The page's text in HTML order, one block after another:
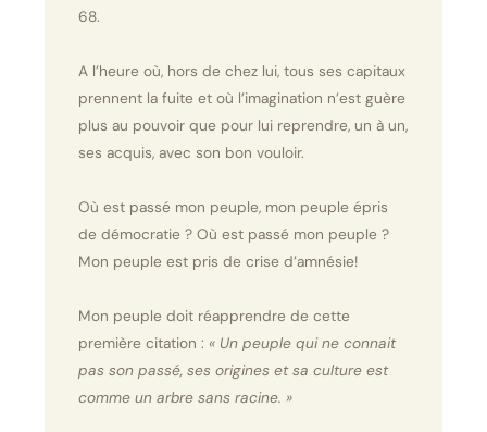
68.
A l’heure où, hors de chez lui, tous ses capitaux
prennent la fuite et où l’imagination n’est guère
plus au pouvoir que pour lui reprendre, un à un,
ses acquis, avec son bon vouloir.
Où est passé mon peuple, mon peuple épris
de démocratie ? Où est passé mon peuple ?
Mon peuple est pris de crise d’amnésie!
Mon peuple doit réapprendre de cette
première citation : « Un peuple qui ne connait
pas son passé, ses origines et sa culture est
comme un arbre sans racine. »